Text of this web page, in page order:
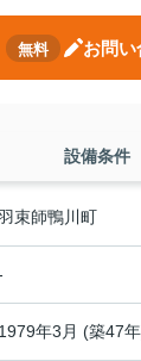
無料 お問い
設備条件
束師鴨川町
1979年3月 (築47